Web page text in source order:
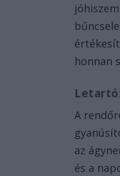
honnan
A
az
és a